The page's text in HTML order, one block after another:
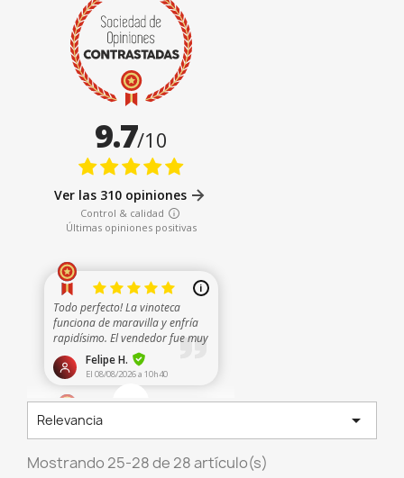
Relevancia 
Mostrando 25-28 de 28 artículo(s)